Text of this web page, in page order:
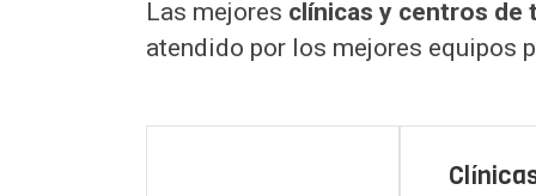
Las mejores clínicas y centros de
atendido por los mejores equipos